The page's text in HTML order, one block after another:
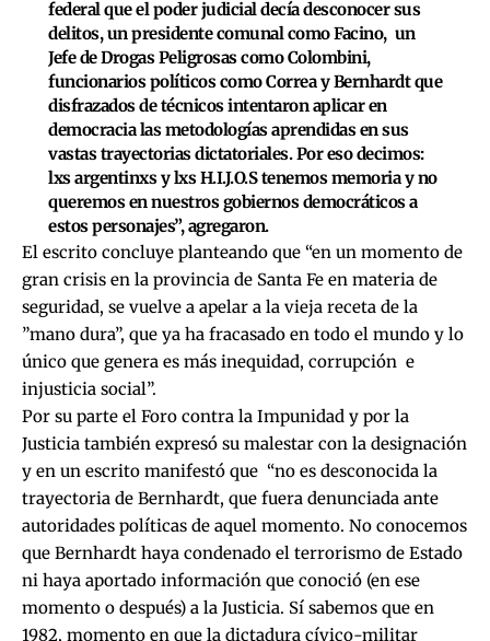
federal que el poder judicial decía desconocer sus
delitos, un presidente comunal como Facino, un
Jefe de Drogas Peligrosas como Colombini,
funcionarios políticos como Correa y Bernhardt que
disfrazados de técnicos intentaron aplicar en
democracia las metodologías aprendidas en sus
vastas trayectorias dictatoriales. Por eso decimos:
lxs argentinxs y lxs H.I.J.O.S tenemos memoria y no
queremos en nuestros gobiernos democráticos a
estos personajes”, agregaron.
El escrito concluye planteando que “en un momento de
gran crisis en la provincia de Santa Fe en materia de
seguridad, se vuelve a apelar a la vieja receta de la
”mano dura”, que ya ha fracasado en todo el mundo y lo
único que genera es más inequidad, corrupción e
injusticia social”.
Por su parte el Foro contra la Impunidad y por la
Justicia también expresó su malestar con la designación
y en un escrito manifestó que “no es desconocida la
trayectoria de Bernhardt, que fuera denunciada ante
autoridades políticas de aquel momento. No conocemos
que Bernhardt haya condenado el terrorismo de Estado
ni haya aportado información que conoció (en ese
momento o después) a la Justicia. Sí sabemos que en
1982, momento en que la dictadura cívico-militar